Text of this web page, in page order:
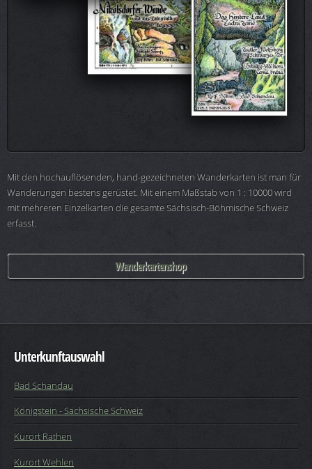
Mit den hochauflösenden, hand-gezeichneten Wanderkarten ist man für
Wanderungen bestens gerüstet. Mit einem Maßstab von 1 : 10000 wird
mit mehreren Einzelkarten die gesamte Sächsisch-Böhmische Schweiz
erfasst.
Wanderkartenshop
Unterkunftauswahl
Bad Schandau
Königstein - Sächsische Schweiz
Kurort Rathen
Kurort Wehlen